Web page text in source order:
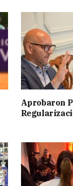
Aprobaron